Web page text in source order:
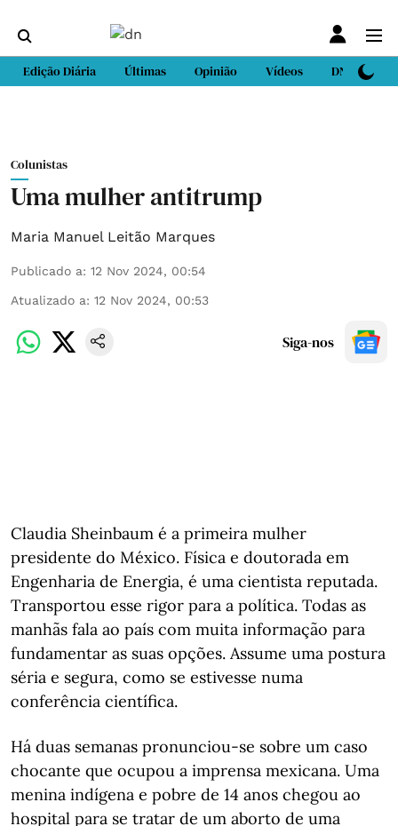
Edição Diária Últimas Opinião Vídeos DN Sport
Colunistas
Uma mulher antitrump
Maria Manuel Leitão Marques
Publicado a: 12 Nov 2024, 00:54
Atualizado a: 12 Nov 2024, 00:53
Siga-nos
Claudia Sheinbaum é a primeira mulher
presidente do México. Física e doutorada em
Engenharia de Energia, é uma cientista reputada.
Transportou esse rigor para a política. Todas as
manhãs fala ao país com muita informação para
fundamentar as suas opções. Assume uma postura
séria e segura, como se estivesse numa
conferência científica.
Há duas semanas pronunciou-se sobre um caso
chocante que ocupou a imprensa mexicana. Uma
menina indígena e pobre de 14 anos chegou ao
hospital para se tratar de um aborto de uma